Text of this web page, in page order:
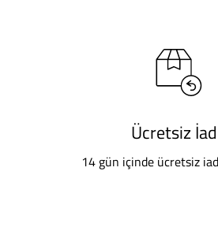
Ücretsiz
14 gün içinde ücretsiz